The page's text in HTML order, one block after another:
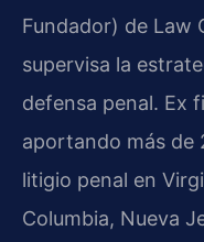
Fundador) de Law
supervisa la
defensa penal. Ex
aportando más de
litigio penal en
Columbia, Nueva